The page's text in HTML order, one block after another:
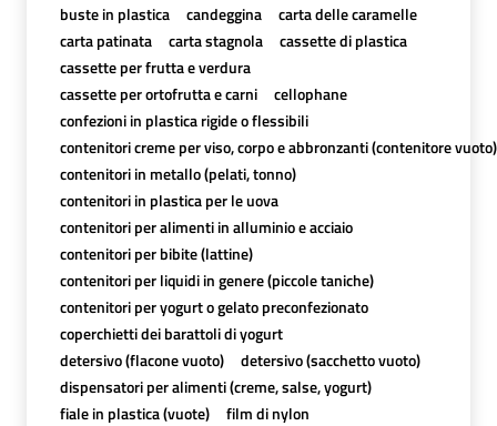
buste in plastica
candeggina
carta delle caramelle
carta patinata
carta stagnola
cassette di plastica
cassette per frutta e verdura
cassette per ortofrutta e carni
cellophane
confezioni in plastica rigide o flessibili
contenitori creme per viso, corpo e abbronzanti (contenitore vuoto)
contenitori in metallo (pelati, tonno)
contenitori in plastica per le uova
contenitori per alimenti in alluminio e acciaio
contenitori per bibite (lattine)
contenitori per liquidi in genere (piccole taniche)
contenitori per yogurt o gelato preconfezionato
coperchietti dei barattoli di yogurt
detersivo (flacone vuoto)
detersivo (sacchetto vuoto)
dispensatori per alimenti (creme, salse, yogurt)
fiale in plastica (vuote)
film di nylon